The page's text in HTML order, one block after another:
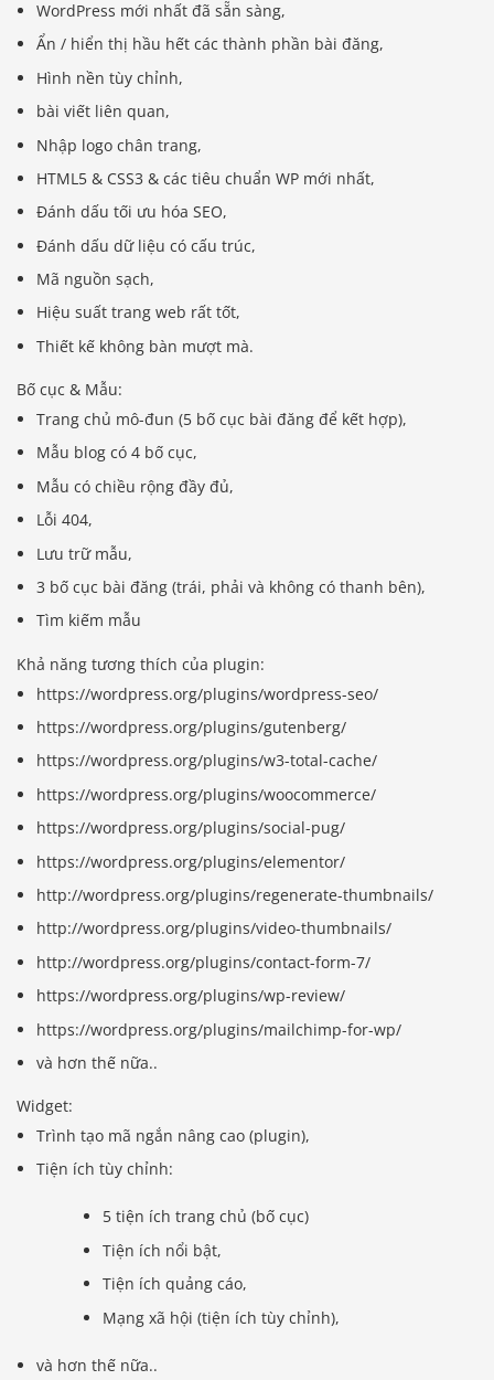
WordPress mới nhất đã sẵn sàng,
Ẩn / hiển thị hầu hết các thành phần bài đăng,
Hình nền tùy chỉnh,
bài viết liên quan,
Nhập logo chân trang,
HTML5 & CSS3 & các tiêu chuẩn WP mới nhất,
Đánh dấu tối ưu hóa SEO,
Đánh dấu dữ liệu có cấu trúc,
Mã nguồn sạch,
Hiệu suất trang web rất tốt,
Thiết kế không bàn mượt mà.
Bố cục & Mẫu:
Trang chủ mô-đun (5 bố cục bài đăng để kết hợp),
Mẫu blog có 4 bố cục,
Mẫu có chiều rộng đầy đủ,
Lỗi 404,
Lưu trữ mẫu,
3 bố cục bài đăng (trái, phải và không có thanh bên),
Tìm kiếm mẫu
Khả năng tương thích của plugin:
https://wordpress.org/plugins/wordpress-seo/
https://wordpress.org/plugins/gutenberg/
https://wordpress.org/plugins/w3-total-cache/
https://wordpress.org/plugins/woocommerce/
https://wordpress.org/plugins/social-pug/
https://wordpress.org/plugins/elementor/
http://wordpress.org/plugins/regenerate-thumbnails/
http://wordpress.org/plugins/video-thumbnails/
http://wordpress.org/plugins/contact-form-7/
https://wordpress.org/plugins/wp-review/
https://wordpress.org/plugins/mailchimp-for-wp/
và hơn thế nữa..
Widget:
Trình tạo mã ngắn nâng cao (plugin),
Tiện ích tùy chỉnh:
5 tiện ích trang chủ (bố cục)
Tiện ích nổi bật,
Tiện ích quảng cáo,
Mạng xã hội (tiện ích tùy chỉnh),
và hơn thế nữa..